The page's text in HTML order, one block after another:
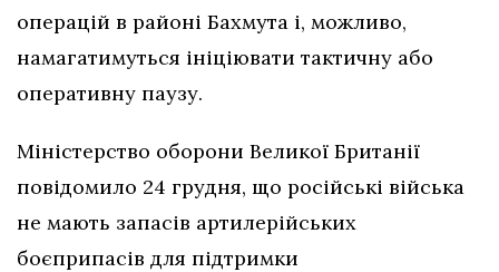
операцій в районі Бахмута і, можливо,
намагатимуться ініціювати тактичну або
оперативну паузу.
Міністерство оборони Великої Британії
повідомило 24 грудня, що російські війська
не мають запасів артилерійських
боєприпасів для підтримки